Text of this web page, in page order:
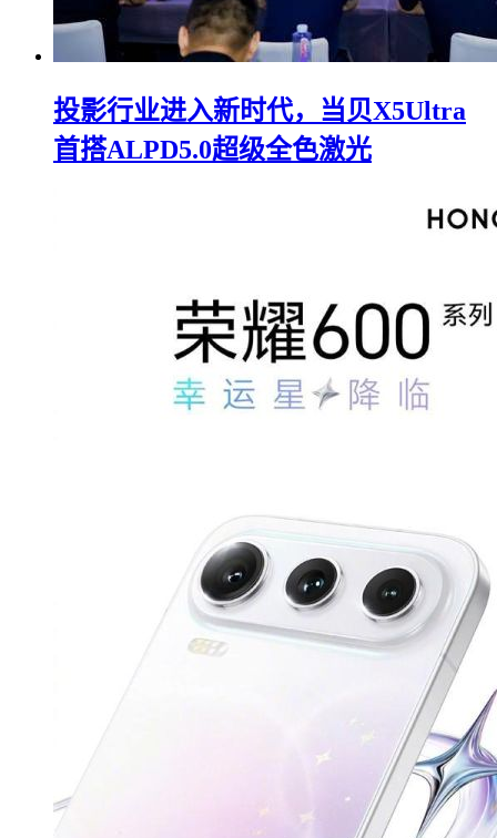
投影行业进入新时代，当贝X5Ultra
首搭ALPD5.0超级全色激光